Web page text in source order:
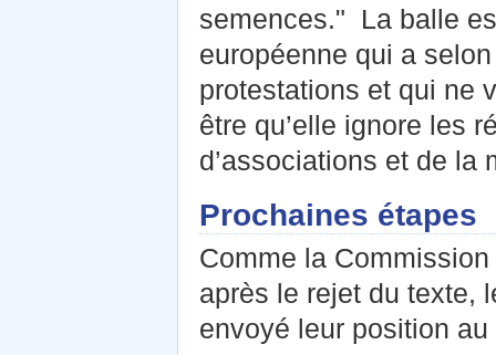
semences." La balle
européenne qui a
protestations et qui ne
être qu’elle ignore les
d’associations et de la
Prochaines étapes
Comme la
après le rejet du texte,
envoyé leur position